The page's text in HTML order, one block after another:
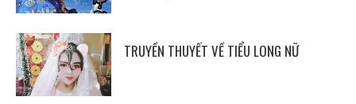
TRUYỀN THUYẾT VỀ TIỂU LONG NỮ